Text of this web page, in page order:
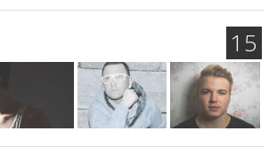
15